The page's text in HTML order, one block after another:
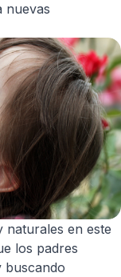
nuevas
naturales en este
los padres
buscando